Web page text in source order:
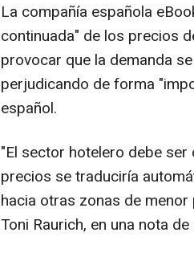
La compañía española
continuada" de los precios
provocar que la demanda
perjudicando de forma
español.
"El sector hotelero debe
precios se traduciría
hacia otras zonas de
Toni Raurich, en una nota